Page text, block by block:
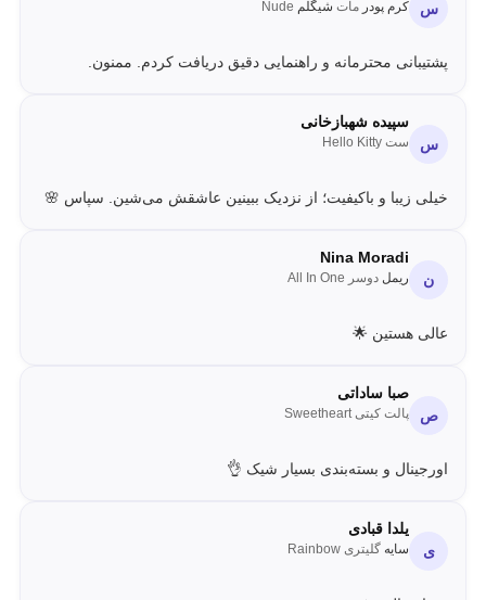
س کرم پودر مات شیگلم
پشتیبانی محترمانه و راهنمایی دقیق دریافت کردم. ممنون.
س
سپیده شهبازخانی
ست Hello Kitty
خیلی زیبا و باکیفیت؛ از نزدیک ببینین عاشقش می‌شین. سپاس 🌸
ن
Nina Moradi
ریمل دوسر All In One
عالی هستین 🌟
ص
صبا ساداتی
پالت کیتی Sweetheart
اورجینال و بسته‌بندی بسیار شیک 👌
ی
یلدا قبادی
سایه گلیتری Rainbow